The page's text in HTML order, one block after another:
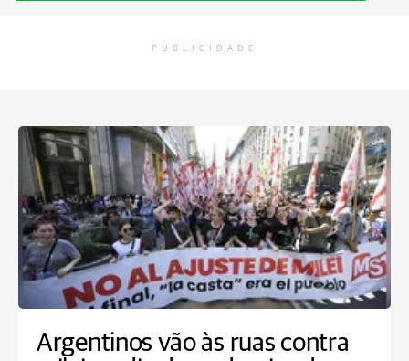
PUBLICIDADE
Argentinos vão às ruas contra